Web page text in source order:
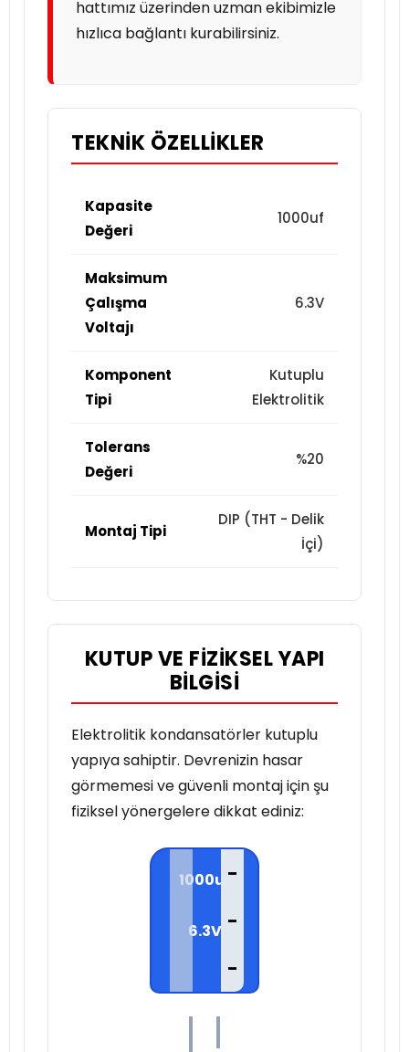
hattımız üzerinden uzman ekibimizle
hızlıca bağlantı kurabilirsiniz.
TEKNIK ÖZELLIKLER
Kapasite
Değeri
1000uf
Maksimum
Çalışma
Voltajı
6.3V
Komponent
Tipi
Kutuplu
Elektrolitik
Tolerans
Değeri
%20
Montaj Tipi
DIP (THT - Delik
İçi)
KUTUP VE FIZIKSEL YAPI
BILGISI
Elektrolitik kondansatörler kutuplu
yapıya sahiptir. Devrenizin hasar
görmemesi ve güvenli montaj için şu
fiziksel yönergelere dikkat ediniz:
1000uf
6.3V
-
-
-